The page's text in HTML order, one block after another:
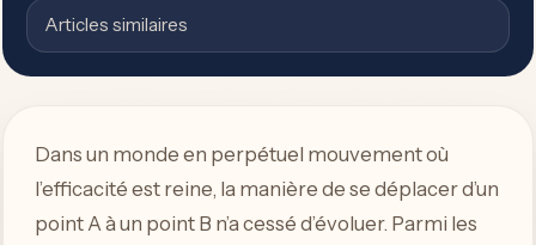
Articles similaires
Dans un monde en perpétuel mouvement où
l’efficacité est reine, la manière de se déplacer d’un
point A à un point B n’a cessé d’évoluer. Parmi les